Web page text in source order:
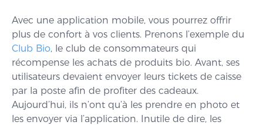
Avec une application mobile, vous pourrez offrir
plus de confort à vos clients. Prenons l’exemple du
Club Bio, le club de consommateurs qui
récompense les achats de produits bio. Avant, ses
utilisateurs devaient envoyer leurs tickets de caisse
par la poste afin de profiter des cadeaux.
Aujourd’hui, ils n’ont qu’à les prendre en photo et
les envoyer via l’application. Inutile de dire, les